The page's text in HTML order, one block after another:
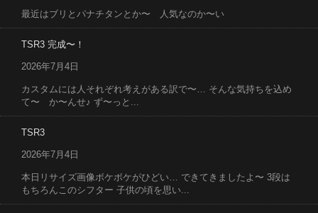
最近はブリとパナチタンとか〜 人気なのか〜い
TSR3 完成〜！
2026年7月4日
カスタムには人それぞれ考えがある訳で〜… そんな気持ちを込め
て〜 か〜んせ♪ ず〜っと...
TSR3
2026年7月4日
本日リサイズ画像ボケボケがひどい… できてきましたよ〜 3段は
もちろんこのシフター 子供の頃を思い...